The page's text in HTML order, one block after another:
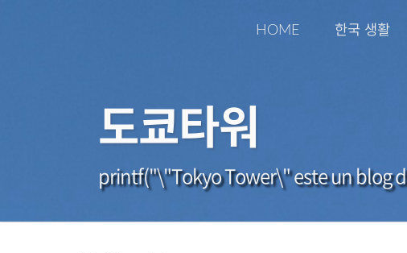
HOME 한국 생활
도쿄타워
printf("\"Tokyo Tower\" este un blog